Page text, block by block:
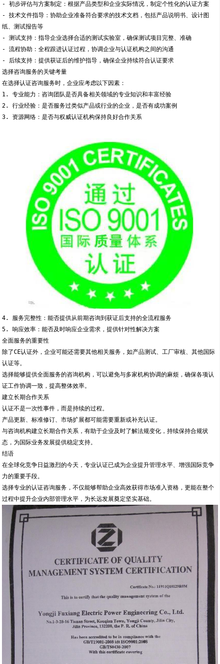
- 初步评估与方案制定：根据产品类型和企业实际情况，制定个性化的认证方案
- 技术文件指导：协助企业准备符合要求的技术文档，包括产品说明书、设计图
纸、测试报告等
- 测试支持：指导企业选择合适的测试实验室，确保测试项目完整、准确
- 流程协助：全程跟进认证过程，协调企业与认证机构之间的沟通
- 后续支持：提供获证后的维护指导，确保企业持续符合认证要求
选择咨询服务的关键考量
在选择认证咨询服务时，企业应考虑以下因素：
1. 专业能力：咨询团队是否具备相关领域的专业知识和丰富经验
2. 行业经验：是否服务过类似产品或行业的企业，是否有成功案例
3. 资源网络：是否与权威认证机构保持良好合作关系
4. 服务完整性：能否提供从前期咨询到获证后支持的全流程服务
5. 响应效率：能否及时响应企业需求，提供针对性解决方案
全面服务的重要性
除了CE认证外，企业可能还需要其他相关服务，如产品测试、工厂审核、其他国际
认证等。
选择能够提供全面服务的咨询机构，可以避免与多家机构协调的麻烦，确保各项认
证工作协调一致，提高整体效率。
建立长期合作关系
认证不是一次性事件，而是持续的过程。
产品更新、标准修订、市场扩展都可能需要重新或补充认证。
与咨询机构建立长期合作关系，有助于企业及时了解法规变化，持续保持合规状
态，为国际业务发展提供稳定支持。
结语
在全球化竞争日益激烈的今天，专业认证已成为企业提升管理水平、增强国际竞争
力的重要手段。
选择专业的认证咨询服务，不仅能够帮助企业高效获得市场准入资格，更能在整个
过程中提升企业内部管理水平，为长远发展奠定坚实基础。